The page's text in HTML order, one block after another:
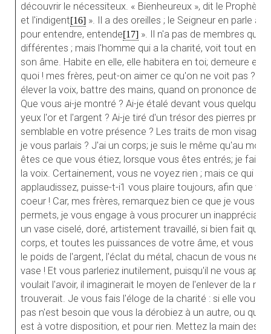
découvrir le nécessiteux. « Bienheureux », dit le
et l'indigent[16] ». Il a des oreilles ; le Seigneur en parle
pour entendre, entende[17] ». Il n'a pas de membres qui
différentes ; mais l'homme qui a la charité, voit tout en
son âme. Habite en elle, elle habitera en toi; demeure en
quoi ! mes frères, peut-on aimer ce qu'on ne voit pas ?
élever la voix, battre des mains, quand on prononce
Que vous ai-je montré ? Ai-je étalé devant vous quelque
yeux l'or et l'argent ? Ai-je tiré d'un trésor des pierres
semblable en votre présence ? Les traits de mon visage
je vous parlais ? J'ai un corps; je suis le même qu'au
êtes ce que vous étiez, lorsque vous êtes entrés; je fais
la voix. Certainement, vous ne voyez rien ; mais ce qui
applaudissez, puisse-t-i1 vous plaire toujours, afin que
coeur ! Car, mes frères, remarquez bien ce que je vous
permets, je vous engage à vous procurer un
un vase ciselé, doré, artistement travaillé, si bien fait qu'il
corps, et toutes les puissances de votre âme, et vous
le poids de l'argent, l'éclat du métal, chacun de vous ne
vase ! Et vous parleriez inutilement, puisqu'il ne vous
voulait l'avoir, il imaginerait le moyen de l'enlever de la
trouverait. Je vous fais l'éloge de la charité : si elle vous
pas n'est besoin que vous la dérobiez à un autre, ou que
est à votre disposition, et pour rien. Mettez la main